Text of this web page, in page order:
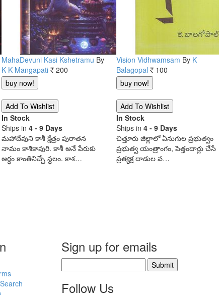
MahaDevuni Kasi Kshetramu By
K K Mangapati Rs. 200
In Stock
Ships in 4 - 9 Days
మహాదేవుని కాశీ క్షేత్రం పురాతన
నామం కాశికాపురి. కాశీ అనే పేరుకు
అర్ధం కాంతినిచ్చే స్థలం. కాశ…
Vision Vidhwamsam By K
Balagopal
Rs. 100
In Stock
Ships in 4 - 9 Days
చిత్తూరు జిల్లాలో ఏనుగుల ప్రభుత్వం
ప్రభుత్వ యంత్రాంగం, పెత్తందార్లు చేసే
ప్రత్యక్ష దాడుల వ…
Sign up for emails
Submit
Follow Us